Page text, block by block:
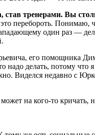
став тренерами. Вы
Понимаю,
один раз —
его помощника
надо делать, потому
Виделся недавно с
на кого-то кричать,